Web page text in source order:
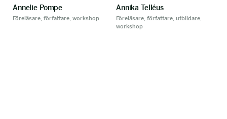
Annelie Pompe
Föreläsare, författare, workshop
Annika Telléus
Föreläsare, författare, utbildare,
workshop